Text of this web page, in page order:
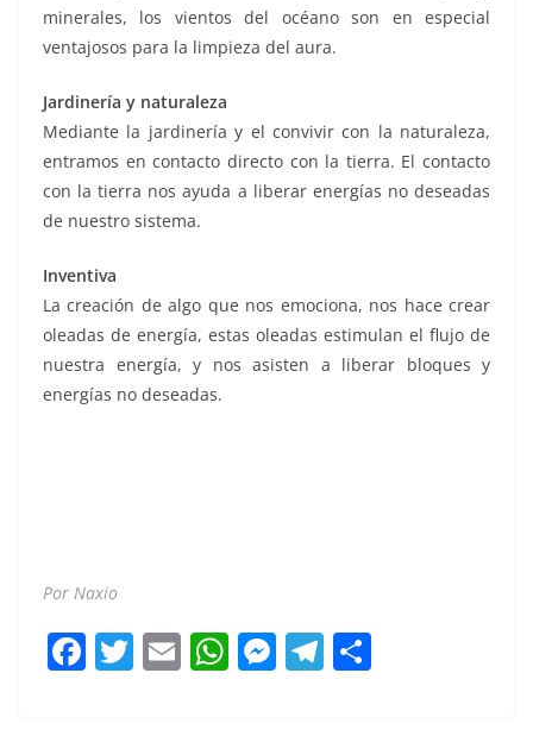
minerales, los vientos del océano son en especial
ventajosos para la limpieza del aura.
Jardinería y naturaleza
Mediante la jardinería y el convivir con la naturaleza,
entramos en contacto directo con la tierra. El contacto
con la tierra nos ayuda a liberar energías no deseadas
de nuestro sistema.
Inventiva
La creación de algo que nos emociona, nos hace crear
oleadas de energía, estas oleadas estimulan el flujo de
nuestra energía, y nos asisten a liberar bloques y
energías no deseadas.
Por Naxio
F T E W M T